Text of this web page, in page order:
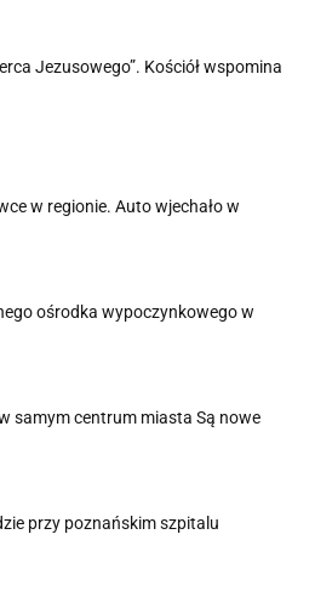
Jezusowego”. Kościół wspomina
w regionie. Auto wjechało w
ośrodka wypoczynkowego w
samym centrum miasta Są nowe
przy poznańskim szpitalu